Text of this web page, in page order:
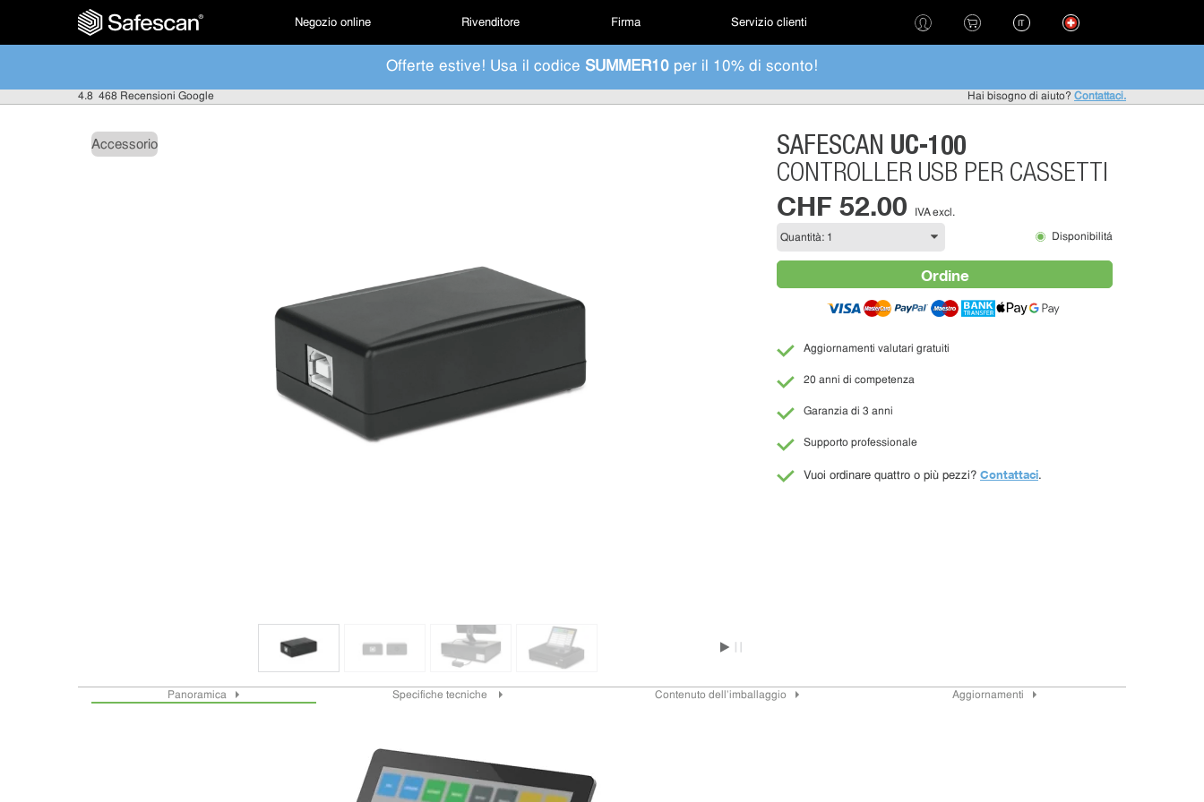
Negozio online Rivenditore Firma Servizio clienti IT
Offerte estive! Usa il codice SUMMER10 per il 10% di sconto!
4.8 468 Recensioni Google Hai bisogno di aiuto? Contattaci.
Accessorio SAFESCAN UC-100
CONTROLLER USB PER CASSETTI
CHF 52.00 IVA excl.
Disponibilitá
Ordine
Aggiornamenti valutari gratuiti
20 anni di competenza
Garanzia di 3 anni
Supporto professionale
Vuoi ordinare quattro o più pezzi? Contattaci.
Panoramica Specifiche tecniche Contenuto dell'imballaggio Aggiornamenti